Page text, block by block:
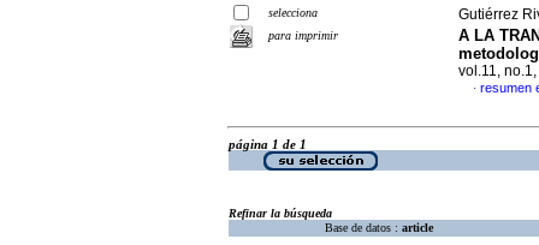
selecciona
para imprimir
Gutiérrez
A LA
vol.11,
· resumen
página 1 de 1
Refinar la búsqueda
Base de datos : article